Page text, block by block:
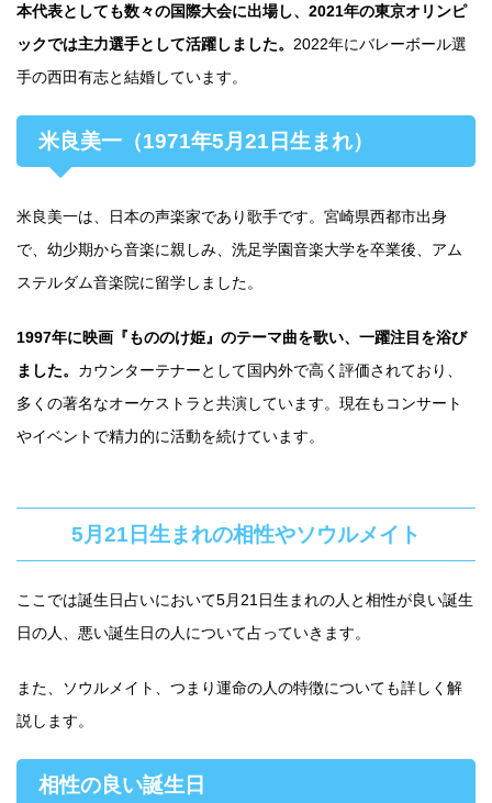
本代表としても数々の国際大会に出場し、2021年の東京オリンピ
ックでは主力選手として活躍しました。 2022年にバレーボール選
手の西田有志と結婚しています。
米良美一（1971年5月21日生まれ）
米良美一は、日本の声楽家であり歌手です。宮崎県西都市出身
で、幼少期から音楽に親しみ、洗足学園音楽大学を卒業後、アム
ステルダム音楽院に留学しました。
1997年に映画『もののけ姫』のテーマ曲を歌い、一躍注目を浴び
ました。 カウンターテナーとして国内外で高く評価されており、
多くの著名なオーケストラと共演しています。現在もコンサート
やイベントで精力的に活動を続けています。
5月21日生まれの相性やソウルメイト
ここでは誕生日占いにおいて5月21日生まれの人と相性が良い誕生
日の人、悪い誕生日の人について占っていきます。
また、ソウルメイト、つまり運命の人の特徴についても詳しく解
説します。
相性の良い誕生日